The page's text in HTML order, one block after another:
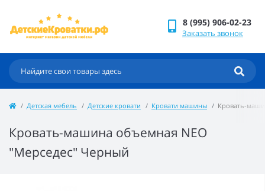
8 (995) 906-02-23
Заказать звонок
Детская мебель Детские кровати Кровати машины Кровать-
Кровать-машина объемная NEO
"Мерседес" Черный